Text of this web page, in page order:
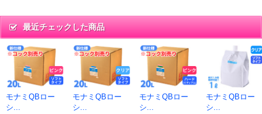
最近チェックした商品
モナミQBロー
シ...
モナミQBロー
シ...
モナミQBロー
シ...
モナミQBロー
シ...